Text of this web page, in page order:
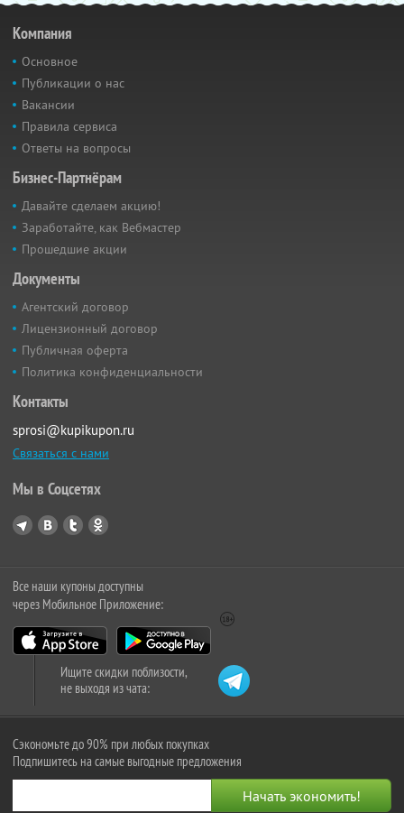
Компания
Основное
Публикации о нас
Вакансии
Правила сервиса
Ответы на вопросы
Бизнес-Партнёрам
Давайте сделаем акцию!
Заработайте, как Вебмастер
Прошедшие акции
Документы
Агентский договор
Лицензионный договор
Публичная оферта
Политика конфиденциальности
Контакты
sprosi@kupikupon.ru
Связаться с нами
Мы в Соцсетях
Все наши купоны доступны
через Мобильное Приложение:
Ищите скидки поблизости,
не выходя из чата:
Сэкономьте до 90% при любых покупках
Подпишитесь на самые выгодные предложения